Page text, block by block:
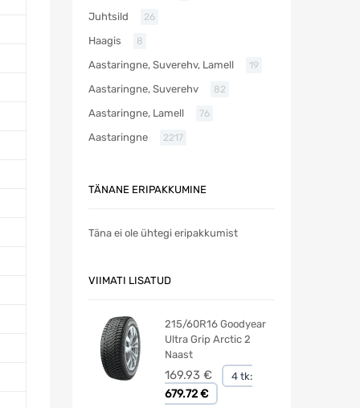
Juhtsild 26
Haagis 8
Aastaringne, Suverehv, Lamell 19
Aastaringne, Suverehv 82
Aastaringne, Lamell 76
Aastaringne 2217
TÄNANE ERIPAKKUMINE
Täna ei ole ühtegi eripakkumist
VIIMATI LISATUD
215/60R16 Goodyear
Ultra Grip Arctic 2
Naast
169.93 € 4 tk:
679.72 €